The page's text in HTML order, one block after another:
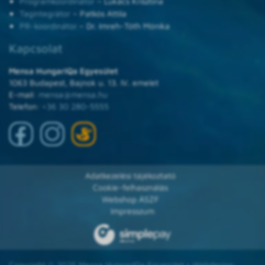
Tagintegrátor
– Patkós Attila
PR-koordinátor – Dr. Imreh-Tóth Mónika
Kapcsolat
Mensa HungarIQa Egyesület
1063 Budapest, Bajnok u. 13. IV. emelet
E-mail: mensa@mensa.hu
Telefon:
+36 30 280-5555
Adatkezelési tájékoztató
Cookie-felhasználás
Webshop ÁSZF
Impresszum